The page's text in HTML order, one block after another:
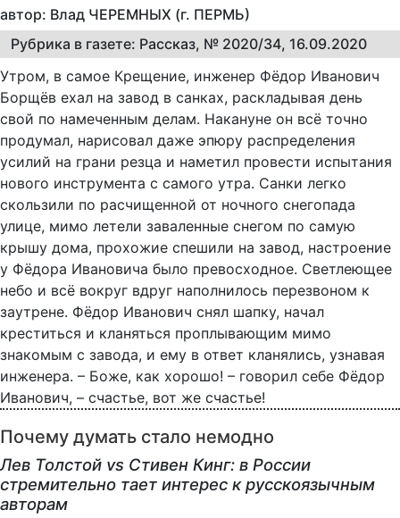
автор: Влад ЧЕРЕМНЫХ (г. ПЕРМЬ)
Рубрика в газете: Рассказ, № 2020/34, 16.09.2020
Утром, в самое Крещение, инженер Фёдор Иванович
Борщёв ехал на завод в санках, раскладывая день
свой по намеченным делам. Накануне он всё точно
продумал, нарисовал даже эпюру распределения
усилий на грани резца и наметил провести испытания
нового инструмента с самого утра. Санки легко
скользили по расчищенной от ночного снегопада
улице, мимо летели заваленные снегом по самую
крышу дома, прохожие спешили на завод, настроение
у Фёдора Ивановича было превосходное. Светлеющее
небо и всё вокруг вдруг наполнилось перезвоном к
заутрене. Фёдор Иванович снял шапку, начал
креститься и кланяться проплывающим мимо
знакомым с завода, и ему в ответ кланялись, узнавая
инженера. – Боже, как хорошо! – говорил себе Фёдор
Иванович, – счастье, вот же счастье!
Почему думать стало немодно
Лев Толстой vs Стивен Кинг: в России
стремительно тает интерес к русскоязычным
авторам